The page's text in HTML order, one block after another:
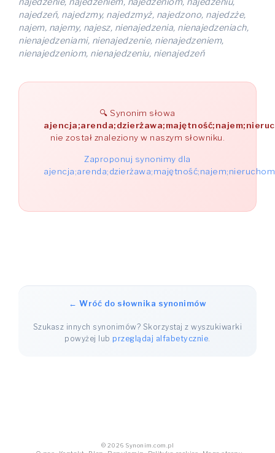
najedzeń, najedzmy, najedzmyż, najedzono, najedzże,
najem, najemy, najesz, nienajedzenia, nienajedzeniach,
nienajedzeniami, nienajedzenie, nienajedzeniem,
nienajedzeniom, nienajedzeniu, nienajedzeń
Synonim słowa
nie został znaleziony w naszym słowniku.
Zaproponuj synonimy dla
← Wróć do słownika synonimów
Szukasz innych synonimów? Skorzystaj z wyszukiwarki
powyżej lubprzeglądaj alfabetycznie.
© 2026 Synonim.com.pl